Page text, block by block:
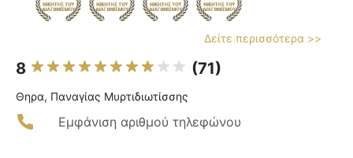
Δείτε περισσότερα >>
8 (71)
Θηρα, Παναγίας Μυρτιδιωτίσσης
Εμφάνιση αριθμού τηλεφώνου